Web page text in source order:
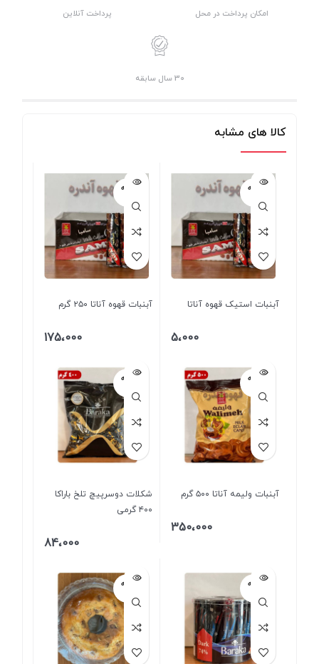
امکان پرداخت در محل پرداخت آنلاین
30 سال سابقه
کالا های مشابه
فروخته
آبنبات استیک قهوه آناتا
5،000
فروخته
آبنبات قهوه آناتا ۲۵۰ گرم
175،000
فروخته
آبنبات ولیمه آناتا ۵۰۰ گرم
350،000
فروخته
شکلات دوسرپیچ تلخ باراکا
۴۰۰ گرمی
84،000
فروخته
فروخته